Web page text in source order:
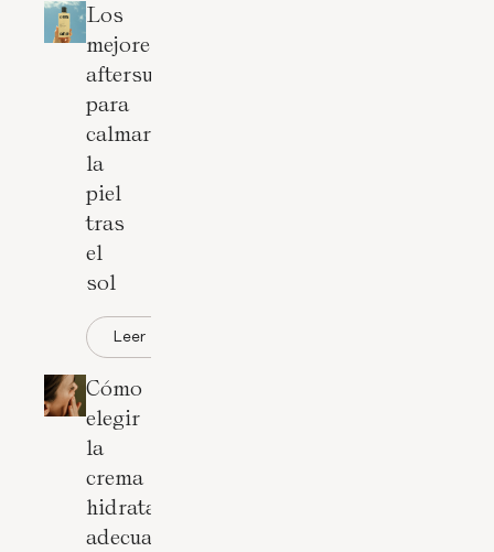
Los
mejores
aftersun
para
calmar
la
piel
tras
el
sol
Leer
Cómo
elegir
la
crema
hidratante
adecuada